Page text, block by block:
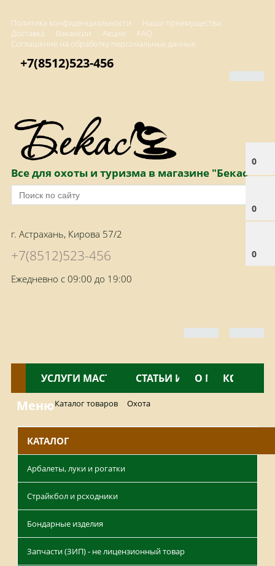
Политика конфиденциальности
Наши преимущества
Доставка
Вакансии Акции
FAQ
Соглашение на обработку персональных данных
0
0
0
+7(8512)523-456
Все для охоты и туризма в магазине "Бекас"
г. Астрахань, Кирова 57/2
+7(8512)523-456
Ежедневно с 09:00 до 19:00
КАТАЛОГ
УСЛУГИ МАСТЕРСКОЙНОВОСТИ
СТАТЬИ И ОБЗОРЫ
О МАГАЗИНЕ
МенюКаталог товаров Охота
КАТАЛОГ
Арбалеты, луки и рогатки
Страйкбол и рсходники
Бондарные изделия
Запчасти (ЗИП) - не лицензионный товар